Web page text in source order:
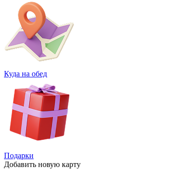
Куда на обед
Подарки
Добавить новую карту